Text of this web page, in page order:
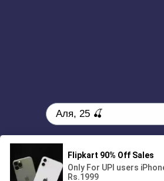
00:00
Аля, 25 🍒
Ищу партнёра на ночь🔥